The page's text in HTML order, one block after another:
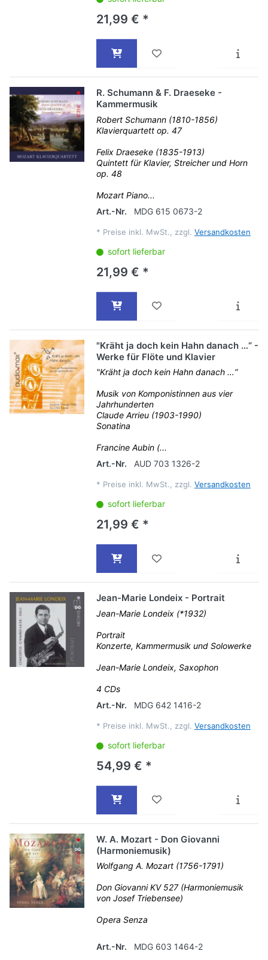
21,99 € *
R. Schumann & F. Draeseke -
Kammermusik
Robert Schumann (1810-1856)
Klavierquartett op. 47
Felix Draeseke (1835-1913)
Quintett für Klavier, Streicher und Horn
op. 48
Mozart Piano...
Art.-Nr.
MDG 615 0673-2
* Preise inkl. MwSt., zzgl. Versandkosten
sofort lieferbar
21,99 € *
"Kräht ja doch kein Hahn danach …“ -
Werke für Flöte und Klavier
"Kräht ja doch kein Hahn danach …“
Musik von Komponistinnen aus vier
Jahrhunderten
Claude Arrieu (1903-1990)
Sonatina
Francine Aubin (...
Art.-Nr.
AUD 703 1326-2
* Preise inkl. MwSt., zzgl. Versandkosten
sofort lieferbar
21,99 € *
Jean-Marie Londeix - Portrait
Jean-Marie Londeix (*1932)
Portrait
Konzerte, Kammermusik und Solowerke
Jean-Marie Londeix, Saxophon
4 CDs
Art.-Nr.
MDG 642 1416-2
* Preise inkl. MwSt., zzgl. Versandkosten
sofort lieferbar
54,99 € *
W. A. Mozart - Don Giovanni
(Harmoniemusik)
Wolfgang A. Mozart (1756-1791)
Don Giovanni KV 527 (Harmoniemusik
von Josef Triebensee)
Opera Senza
Art.-Nr. MDG 603 1464-2